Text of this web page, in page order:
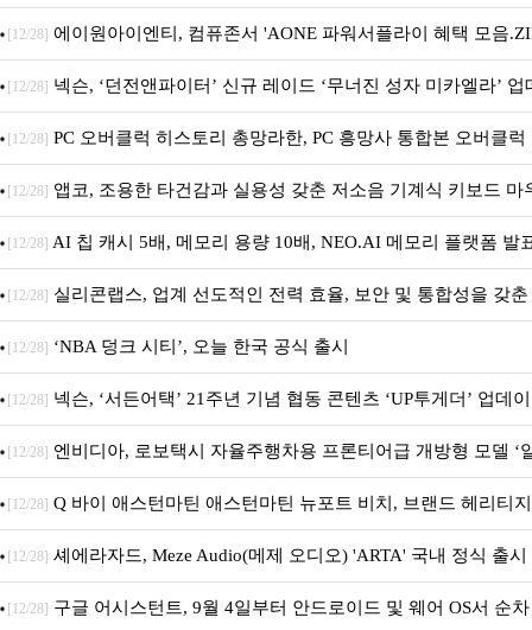
[12/28] 에이원아이엔티, 컴퓨존서 'AONE 파워서플라이 혜택 모음
[12/28] 넥슨, ‘던전앤파이터’ 신규 레이드 ‘무너진 성자 미카엘라’ 업
[12/28] PC 오버클럭 히스토리 총망라한, PC 흥망사 통합본 오버클럭
[12/28] 앱코, 조용한 타건감과 실용성 갖춘 저소음 기계식 키보드 마
[12/28] AI 칩 캐시 5배, 메모리 용량 10배, NEO.AI 메모리 플랫폼 발
[12/28] 실리콘랩스, 업계 선도적인 전력 효율, 보안 및 통합성을 갖
SoC ‘BG2B’ 공개
[12/28] ‘NBA 덩크 시티’, 오늘 한국 공식 출시
[12/28] 넥슨, ‘서든어택’ 21주년 기념 협동 콘텐츠 ‘UP투게더’ 업데
[12/28] 엔비디아, 로보택시 자율주행차용 프론티어급 개방형 모델 ‘
이용 가능
[12/28] Q 바이 애스턴마틴 애스턴마틴 뉴포트 비치, 브랜드 헤리티
컬렉션’ 공개
[12/28] 셰에라자드, Meze Audio(메제 오디오) 'ARTA' 국내 정식 출시
[12/28] 구글 어시스턴트, 9월 4일부터 안드로이드 및 웨어 OS서 순